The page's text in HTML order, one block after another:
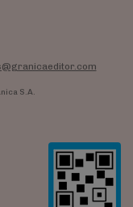
S.A.